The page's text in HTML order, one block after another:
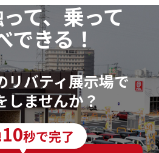
て、乗って
できる！
リバティ展示場で
しませんか？
10秒で完了